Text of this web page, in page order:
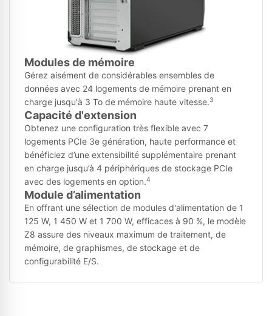
Modules de mémoire
Gérez aisément de considérables ensembles de
données avec 24 logements de mémoire prenant en
charge jusqu'à 3 To de mémoire haute vitesse.3
Capacité d'extension
Obtenez une configuration très flexible avec 7
logements PCIe 3e génération, haute performance et
bénéficiez d’une extensibilité supplémentaire prenant
en charge jusqu’à 4 périphériques de stockage PCIe
avec des logements en option.4
Module d’alimentation
En offrant une sélection de modules d'alimentation de 1
125 W, 1 450 W et 1 700 W, efficaces à 90 %, le modèle
Z8 assure des niveaux maximum de traitement, de
mémoire, de graphismes, de stockage et de
configurabilité E/S.